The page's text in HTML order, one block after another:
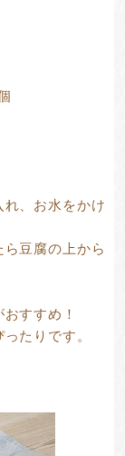
、お水をかけ
豆腐の上から
すすめ！
たりです。